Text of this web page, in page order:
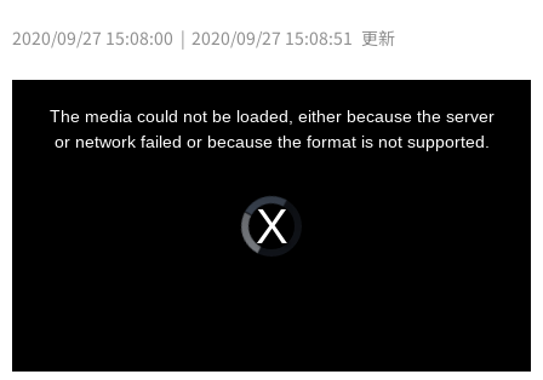
2020/09/27 15:08:00 2020/09/27 15:08:51 更新
Video
Player
is
loading.
The media could not be loaded, either because the server
or network failed or because the format is not supported.